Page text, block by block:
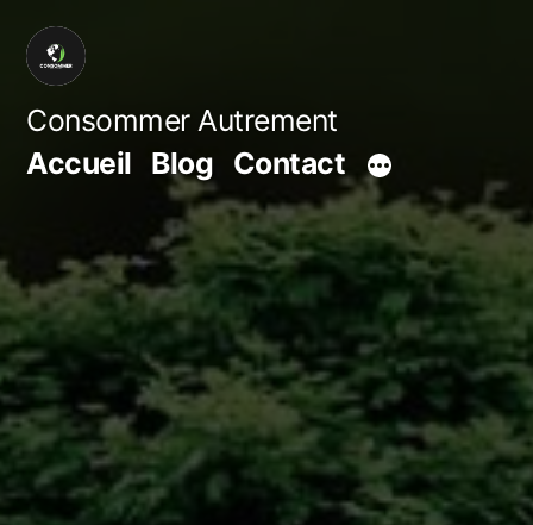
Aller
contenu
Consommer Autrement
Accueil Blog Contact